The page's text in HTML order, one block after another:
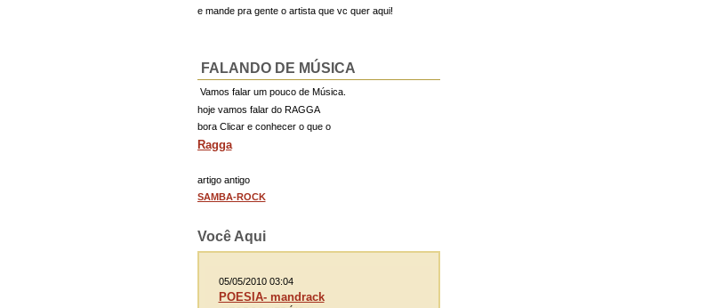
e mande pra gente o artista que vc quer aqui!
FALANDO DE MÚSICA
Vamos falar um pouco de Música.
hoje vamos falar do RAGGA
bora Clicar e conhecer o que o
Ragga
artigo antigo
SAMBA-ROCK
Você Aqui
05/05/2010 03:04
POESIA- mandrack